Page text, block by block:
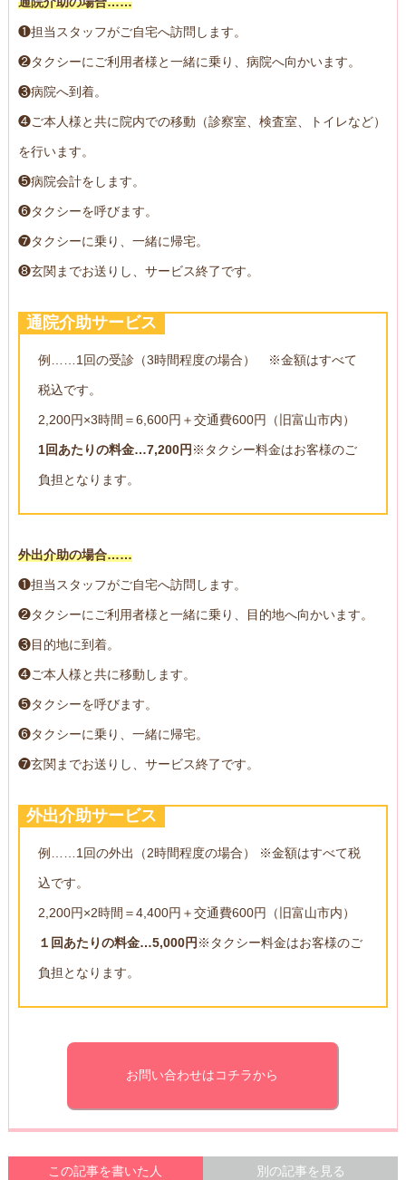
❶担当スタッフがご自宅へ訪問します。
❷タクシーにご利用者様と一緒に乗り、病院へ向かいます。
❸病院へ到着。
❹ご本人様と共に院内での移動（診察室、検査室、トイレなど）
を行います。
❺病院会計をします。
❻タクシーを呼びます。
❼タクシーに乗り、一緒に帰宅。
❽玄関までお送りし、サービス終了です。
通院介助サービス
例……1回の受診（3時間程度の場合） ※金額はすべて
税込です。
2,200円×3時間＝6,600円＋交通費600円（旧富山市内）
1回あたりの料金…7,200円 ※タクシー料金はお客様のご
負担となります。
外出介助の場合……
❶担当スタッフがご自宅へ訪問します。
❷タクシーにご利用者様と一緒に乗り、目的地へ向かいます。
❸目的地に到着。
❹ご本人様と共に移動します。
❺タクシーを呼びます。
❻タクシーに乗り、一緒に帰宅。
❼玄関までお送りし、サービス終了です。
外出介助サービス
例……1回の外出（2時間程度の場合） ※金額はすべて税
込です。
2,200円×2時間＝4,400円＋交通費600円（旧富山市内）
１回あたりの料金…5,000円 ※タクシー料金はお客様のご
負担となります。
お問い合わせはコチラから
この記事を書いた人 別の記事を見る